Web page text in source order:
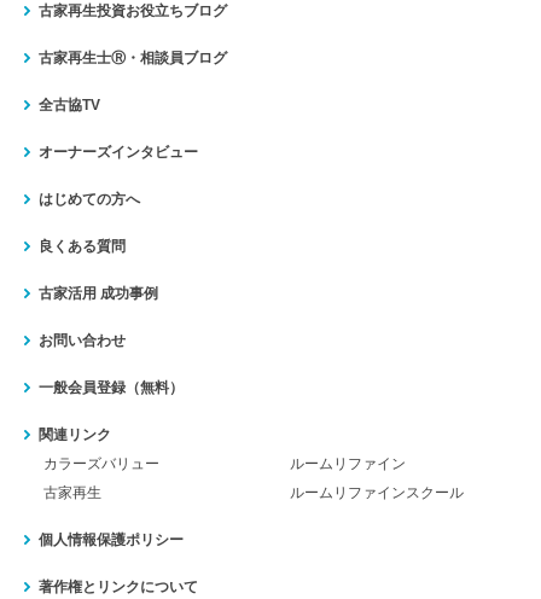
古家再生投資お役立ちブログ
古家再生士Ⓡ・相談員ブログ
全古協TV
オーナーズインタビュー
はじめての方へ
良くある質問
古家活用 成功事例
お問い合わせ
一般会員登録（無料）
関連リンク
カラーズバリュー
ルームリファイン
古家再生
ルームリファインスクール
個人情報保護ポリシー
著作権とリンクについて